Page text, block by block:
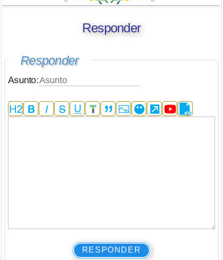
Responder
Responder
Asunto:
RESPONDER